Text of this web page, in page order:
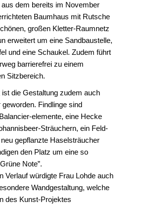
aus dem bereits im November
Baumhaus mit Rutsche
großen Kletter-Raumnetz
erweitert um eine Sandbaustelle,
und eine Schaukel. Zudem führt
barrierefrei zu einem
Sitzbereich.
die Gestaltung zudem auch
geworden. Findlinge sind
elemente, eine Hecke
Sträuchern, ein Feld-
gepflanzte Haselsträucher
den Platz um eine so
Note”.
Verlauf würdigte Frau Lohde auch
Wandgestaltung, welche
des Kunst-Projektes